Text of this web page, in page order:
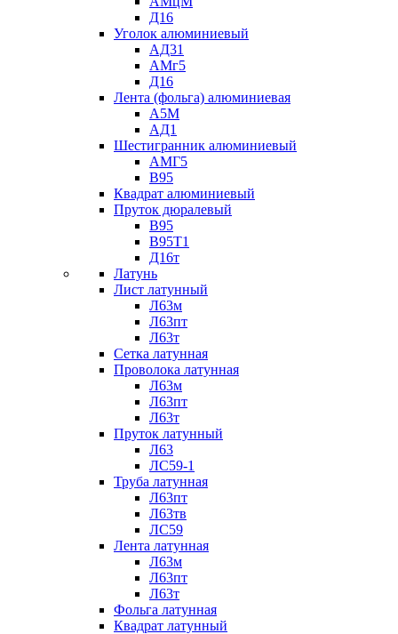
Д16
Уголок алюминиевый
АД31
АМг5
Д16
Лента (фольга) алюминиевая
А5М
АД1
Шестигранник алюминиевый
АМГ5
В95
Квадрат алюминиевый
Пруток дюралевый
В95
В95Т1
Д16т
Латунь
Лист латунный
Л63м
Л63пт
Л63т
Сетка латунная
Проволока латунная
Л63м
Л63пт
Л63т
Пруток латунный
Л63
ЛС59-1
Труба латунная
Л63пт
Л63тв
ЛС59
Лента латунная
Л63м
Л63пт
Л63т
Фольга латунная
Квадрат латунный